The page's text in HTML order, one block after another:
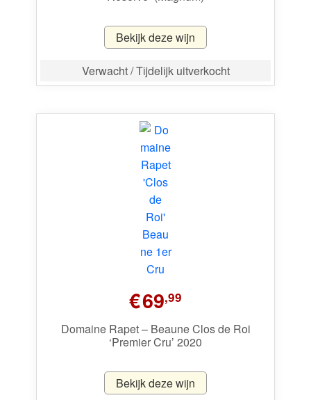
Bekijk deze wijn
Verwacht / Tijdelijk uitverkocht
€69,99
Domaine Rapet – Beaune Clos de Roi
‘Premier Cru’ 2020
Bekijk deze wijn